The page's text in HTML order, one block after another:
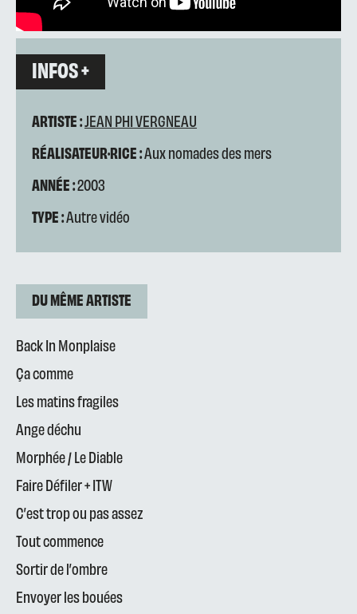
INFOS +
ARTISTE : JEAN PHI VERGNEAU
RÉALISATEUR·RICE :Aux nomades des mers
ANNÉE :2003
TYPE :Autre vidéo
DU MÊME ARTISTE
Back In Monplaise
Ça comme
Les matins fragiles
Ange déchu
Morphée / Le Diable
Faire Défiler + ITW
C’est trop ou pas assez
Tout commence
Sortir de l’ombre
Envoyer les bouées